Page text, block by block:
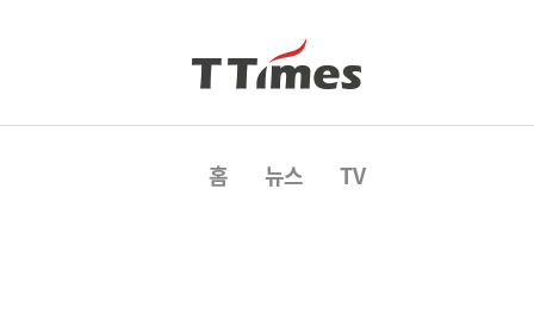
홈 뉴스 TV